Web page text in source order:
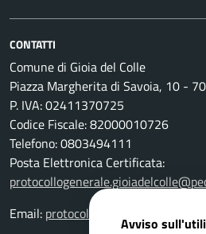
CONTATTI
Comune di Gioia del Colle
Piazza Margherita di Savoia, 10 -
P. IVA: 02411370725
Codice Fiscale: 82000010726
Telefono: 0803494111
Posta Elettronica Certificata:
Email:
Avviso